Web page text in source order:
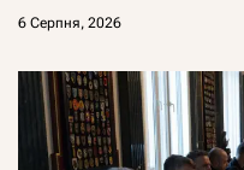
6 Серпня, 2026